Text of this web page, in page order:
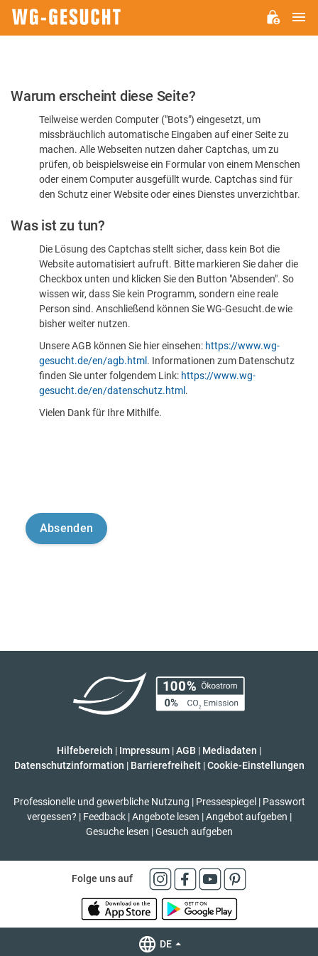
Bitte
dass
sind
Warum erscheint diese Seite?
Teilweise werden Computer ("Bots") eingesetzt, um
missbräuchlich automatische Eingaben auf einer Seite zu
machen. Alle Webseiten nutzen daher Captchas, um zu
prüfen, ob beispielsweise ein Formular von einem Menschen
oder einem Computer ausgefüllt wurde. Captchas sind für
den Schutz einer Website oder eines Dienstes unverzichtbar.
Was ist zu tun?
Die Lösung des Captchas stellt sicher, dass kein Bot die
Website automatisiert aufruft. Bitte markieren Sie daher die
Checkbox unten und klicken Sie den Button "Absenden". So
wissen wir, dass Sie kein Programm, sondern eine reale
Person sind. Anschließend können Sie WG-Gesucht.de wie
bisher weiter nutzen.
Unsere AGB können Sie hier einsehen: https://www.wg-
gesucht.de/en/agb.html . Informationen zum Datenschutz
finden Sie unter folgendem Link: https://www.wg-
gesucht.de/en/datenschutz.html .
Vielen Dank für Ihre Mithilfe.
Hilfebereich | Impressum |AGB | Mediadaten |
Datenschutzinformation | Barrierefreiheit | Cookie-Einstellungen
Professionelle und gewerbliche Nutzung | Pressespiegel | Passwort
vergessen? | Feedback | Angebote lesen | Angebot aufgeben |
Gesuche lesen | Gesuch aufgeben
Folge uns auf
DE